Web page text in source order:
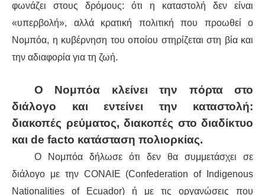
φωνάζει στους δρόμους: ότι η καταστολή δεν είναι
«υπερβολή», αλλά κρατική πολιτική που προωθεί ο
Νομπόα, η κυβέρνηση του οποίου στηρίζεται στη βία και
την αδιαφορία για τη ζωή.
Ο Νομπόα κλείνει την πόρτα στο
διάλογο και εντείνει την καταστολή:
διακοπές ρεύματος, διακοπές στο διαδίκτυο
και de facto κατάσταση πολιορκίας.
Ο Νομπόα δήλωσε ότι δεν θα συμμετάσχει σε
διάλογο με την CONAIE (Confederation of Indigenous
Nationalities of Ecuador) ή με τις οργανώσεις που